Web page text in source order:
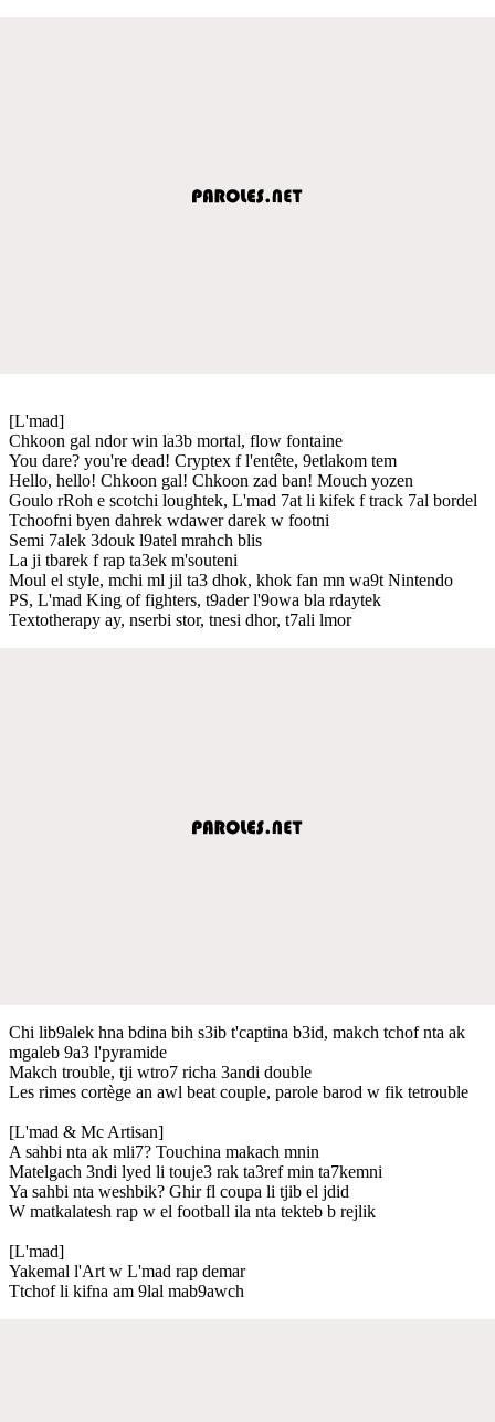
[L'mad]
Chkoon gal ndor win la3b mortal, flow fontaine
You dare? you're dead! Cryptex f l'entête, 9etlakom tem
Hello, hello! Chkoon gal! Chkoon zad ban! Mouch yozen
Goulo rRoh e scotchi loughtek, L'mad 7at li kifek f track 7al bordel
Tchoofni byen dahrek wdawer darek w footni
Semi 7alek 3douk l9atel mrahch blis
La ji tbarek f rap ta3ek m'souteni
Moul el style, mchi ml jil ta3 dhok, khok fan mn wa9t Nintendo
PS, L'mad King of fighters, t9ader l'9owa bla rdaytek
Textotherapy ay, nserbi stor, tnesi dhor, t7ali lmor
Chi lib9alek hna bdina bih s3ib t'captina b3id, makch tchof nta ak
mgaleb 9a3 l'pyramide
Makch trouble, tji wtro7 richa 3andi double
Les rimes cortège an awl beat couple, parole barod w fik tetrouble
[L'mad & Mc Artisan]
A sahbi nta ak mli7? Touchina makach mnin
Matelgach 3ndi lyed li touje3 rak ta3ref min ta7kemni
Ya sahbi nta weshbik? Ghir fl coupa li tjib el jdid
W matkalatesh rap w el football ila nta tekteb b rejlik
[L'mad]
Yakemal l'Art w L'mad rap demar
Ttchof li kifna am 9lal mab9awch